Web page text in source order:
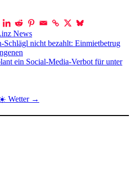
News
nicht bezahlt: Einmietbetrug
ein Social-Media-Verbot für unter
Wetter →